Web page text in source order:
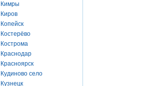
Кимры
Киров
Копейск
Костерёво
Кострома
Краснодар
Красноярск
Кудиново село
Кузнецк